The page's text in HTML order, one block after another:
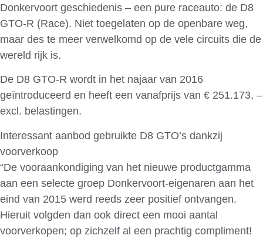
Donkervoort geschiedenis – een pure raceauto: de D8
GTO-R (Race). Niet toegelaten op de openbare weg,
maar des te meer verwelkomd op de vele circuits die de
wereld rijk is.
De D8 GTO-R wordt in het najaar van 2016
geïntroduceerd en heeft een vanafprijs van € 251.173, –
excl. belastingen.
Interessant aanbod gebruikte D8 GTO’s dankzij
voorverkoop
“De vooraankondiging van het nieuwe productgamma
aan een selecte groep Donkervoort-eigenaren aan het
eind van 2015 werd reeds zeer positief ontvangen.
Hieruit volgden dan ook direct een mooi aantal
voorverkopen; op zichzelf al een prachtig compliment!